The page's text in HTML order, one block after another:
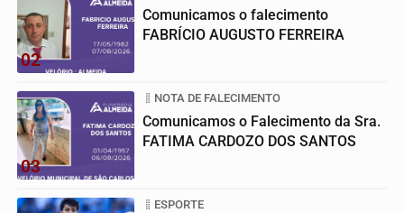
02
Comunicamos o falecimento
FABRÍCIO AUGUSTO FERREIRA
03
NOTA DE FALECIMENTO
Comunicamos o Falecimento da Sra.
FATIMA CARDOZO DOS SANTOS
ESPORTE